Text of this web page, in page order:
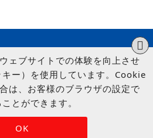
GROUP Co., Ltd.
OK
ェブサイトでの体験を向上させ
ー）を使用しています。Cookie
は、お客様のブラウザの設定で
とができます。